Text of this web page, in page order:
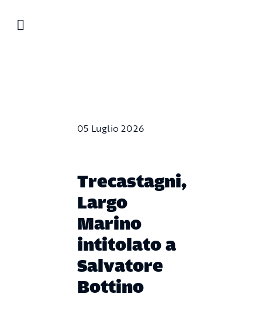
05 Luglio 2026
Trecastagni,
Largo
Marino
intitolato a
Salvatore
Bottino